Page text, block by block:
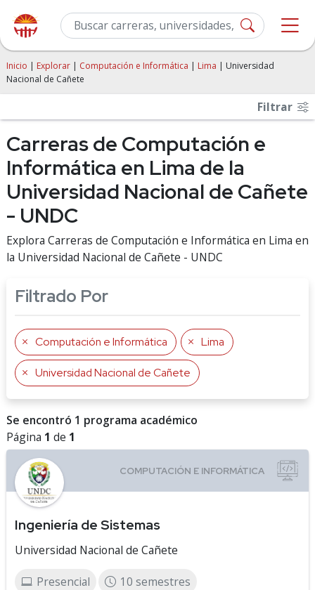
Inicio | Explorar | Computación e Informática | Lima | Universidad
Nacional de Cañete
Filtrar
Carreras de Computación e
Informática en Lima de la
Universidad Nacional de Cañete
- UNDC
Explora Carreras de Computación e Informática en Lima en
la Universidad Nacional de Cañete - UNDC
Filtrado Por
Computación e Informática Lima
Universidad Nacional de Cañete
Se encontró 1 programa académico
Página 1 de 1
Ingeniería de Sistemas
Universidad Nacional de Cañete
Presencial 10 semestres